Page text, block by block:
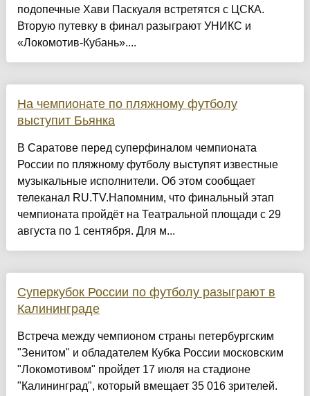
подопечные Хави Паскуаля встретятся с ЦСКА.
Вторую путевку в финал разыграют УНИКС и
«Локомотив-Кубань»....
На чемпионате по пляжному футболу
выступит Бьянка
В Саратове перед суперфиналом чемпионата
России по пляжному футболу выступят известные
музыкальные исполнители. Об этом сообщает
телеканал RU.TV.Напомним, что финальный этап
чемпионата пройдёт на Театральной площади с 29
августа по 1 сентября. Для м...
Суперкубок России по футболу разыграют в
Калининграде
Встреча между чемпионом страны петербургским
"Зенитом" и обладателем Кубка России московским
"Локомотивом" пройдет 17 июля на стадионе
"Калининград", который вмещает 35 016 зрителей.